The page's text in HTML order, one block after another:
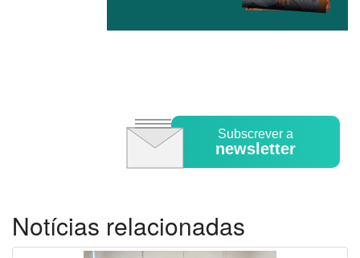
Subscrever a
newsletter
Notícias relacionadas